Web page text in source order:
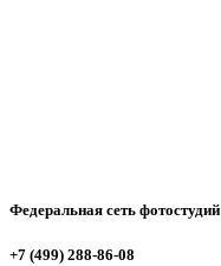
Федеральная сеть фотостудий
+7 (499) 288-86-08